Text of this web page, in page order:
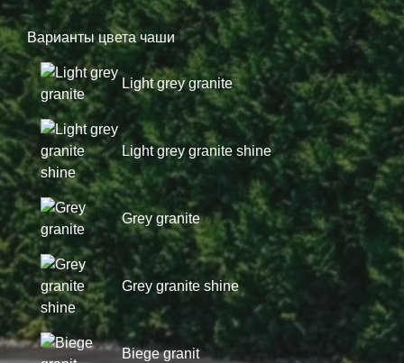
Варианты цвета чаши
Light grey granite
Light grey granite shine
Grey granite
Grey granite shine
Biege granit